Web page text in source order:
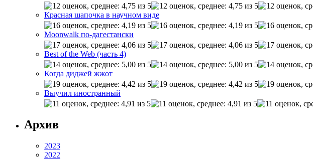
Красная шапочка в научном виде
Moonwalk по-дагестански
Best of the Web (часть 4)
Когда диджей жжот
Выучил иностранный
Архив
2023
2022